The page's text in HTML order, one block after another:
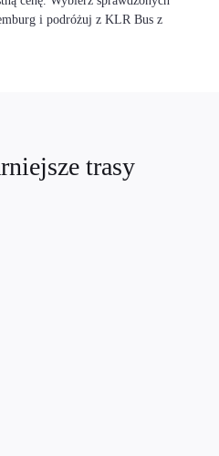
i podróżuj z KLR Bus z
trasy